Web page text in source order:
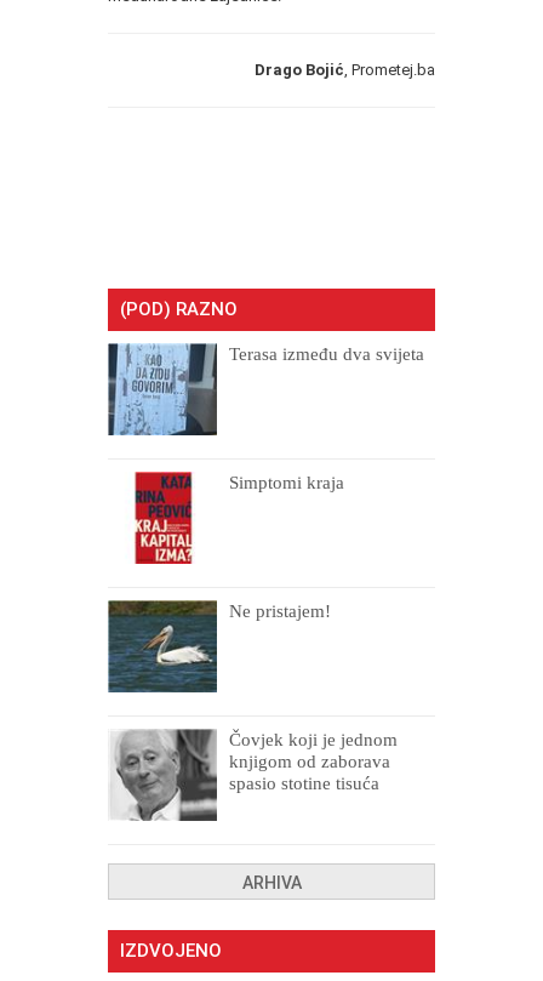
Drago Bojić , Prometej.ba
(POD) RAZNO
Terasa između dva svijeta
Simptomi kraja
Ne pristajem!
Čovjek koji je jednom
knjigom od zaborava
spasio stotine tisuća
ARHIVA
IZDVOJENO